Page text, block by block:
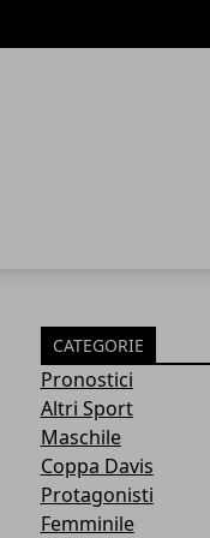
CATEGORIE
Pronostici
Altri Sport
Maschile
Coppa Davis
Protagonisti
Femminile